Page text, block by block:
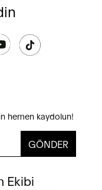
hemen kaydolun!
GÖNDER
Ekibi